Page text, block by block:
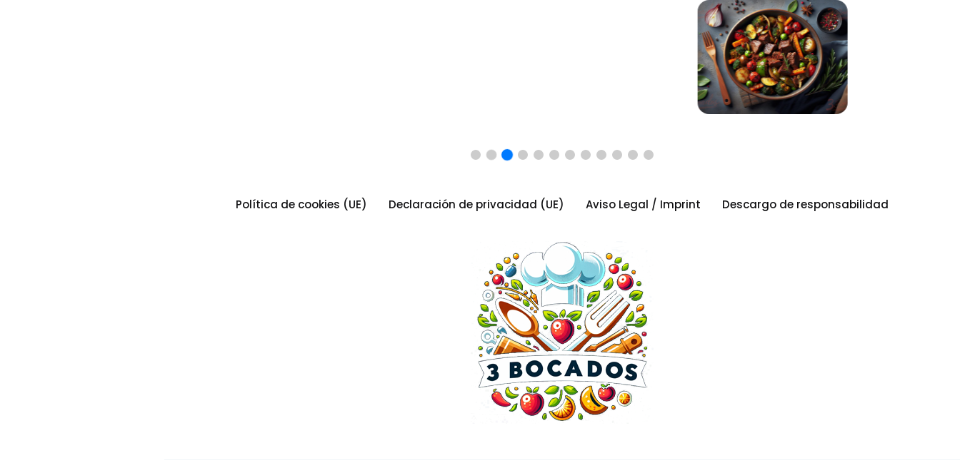
Política de cookies (UE) Declaración de privacidad (UE) Aviso Legal / Imprint Descargo de responsabilidad